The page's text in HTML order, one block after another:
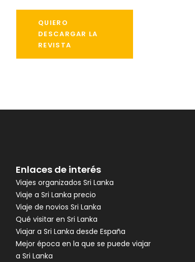
QUIERO
DESCARGAR LA
REVISTA
Enlaces de interés
Viajes organizados Sri Lanka
Viaje a Sri Lanka precio
Viaje de novios Sri Lanka
Qué visitar en Sri Lanka
Viajar a Sri Lanka desde España
Mejor época en la que se puede viajar
a Sri Lanka